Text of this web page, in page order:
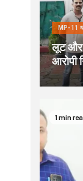
MP-11
लूट और
आरोपी
1 min